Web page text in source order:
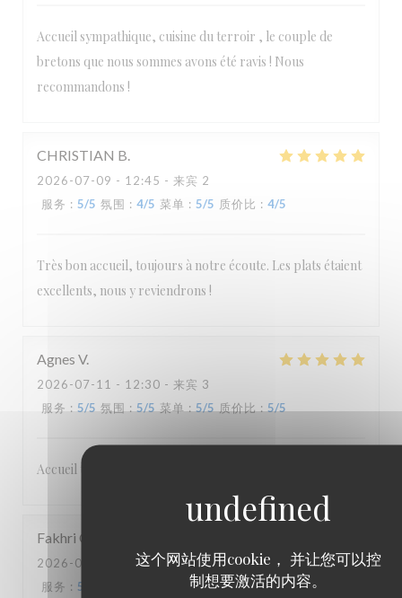
这个网站使用cookie， 并让您可以控
制想要激活的内容。
Accueil sympathique, cuisine du terroir , le couple de
bretons que nous sommes avons été ravis ! Nous
recommandons !
CHRISTIAN B
2026-07-09 - 12:45 - 来宾 2
服务 : 5/5 氛围 : 4/5 菜单 : 5/5 质价比 : 4/5
Très bon accueil, toujours à notre écoute. Les plats étaient
excellents, nous y reviendrons !
Agnes V
2026-07-11 - 12:30 - 来宾 3
服务 : 5/5 氛围 : 5/5 菜单 : 5/5 质价比 : 5/5
Accueil très sympathique Plats délicieux À recommander
Fakhri O
2026-07-08
- 19:45 - 来宾 2
服务 : 5 : 4/5 质价比: 5/5